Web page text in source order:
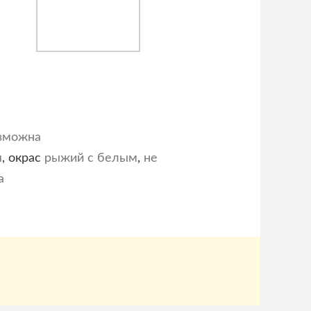
, окрас рыжий с белым, не